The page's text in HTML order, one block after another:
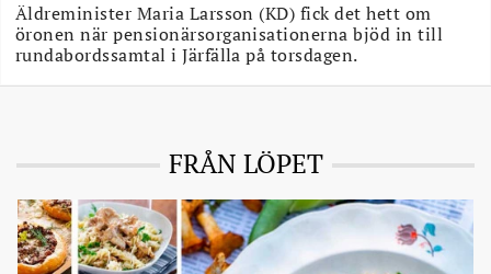
Äldreminister Maria Larsson (KD) fick det hett om
öronen när pensionärsorganisationerna bjöd in till
rundabordssamtal i Järfälla på torsdagen.
FRÅN LÖPET